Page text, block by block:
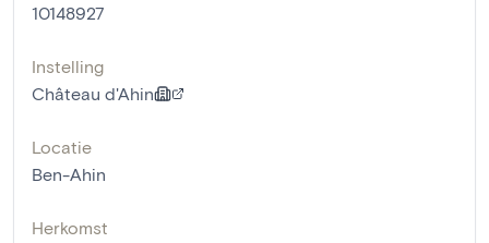
10148927
Instelling
Château d'Ahin
Locatie
Ben-Ahin
Herkomst